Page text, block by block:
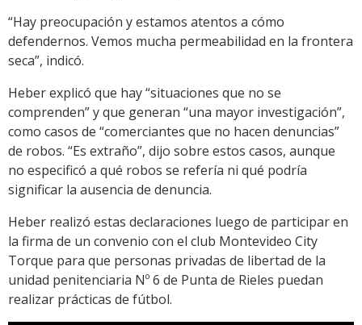
“Hay preocupación y estamos atentos a cómo
defendernos. Vemos mucha permeabilidad en la frontera
seca”, indicó.
Heber explicó que hay “situaciones que no se
comprenden” y que generan “una mayor investigación”,
como casos de “comerciantes que no hacen denuncias”
de robos. “Es extraño”, dijo sobre estos casos, aunque
no especificó a qué robos se refería ni qué podría
significar la ausencia de denuncia.
Heber realizó estas declaraciones luego de participar en
la firma de un convenio con el club Montevideo City
Torque para que personas privadas de libertad de la
unidad penitenciaria Nº 6 de Punta de Rieles puedan
realizar prácticas de fútbol.